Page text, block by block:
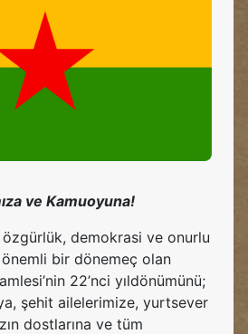
ve Kamuoyuna!
özgürlük, demokrasi ve onurlu
önemli bir dönemeç olan
22’nci yıldönümünü;
şehit ailelerimize, yurtsever
dostlarına ve tüm